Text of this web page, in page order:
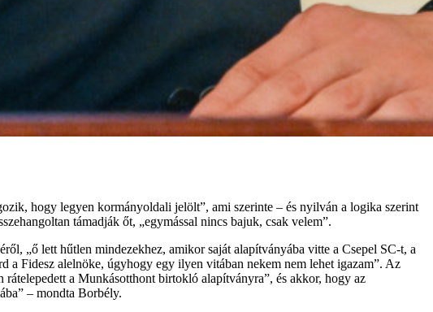
hogy legyen kormányoldali jelölt”, ami szerinte – és nyilván a logika szerint
támadják őt, „egymással nincs bajuk, csak velem”.
„ő lett hűtlen mindezekhez, amikor saját alapítványába vitte a Csepel SC-t, a
a Fidesz alelnöke, úgyhogy egy ilyen vitában nekem nem lehet igazam”. Az
a Munkásotthont birtokló alapítványra”, és akkor, hogy az
– mondta Borbély.